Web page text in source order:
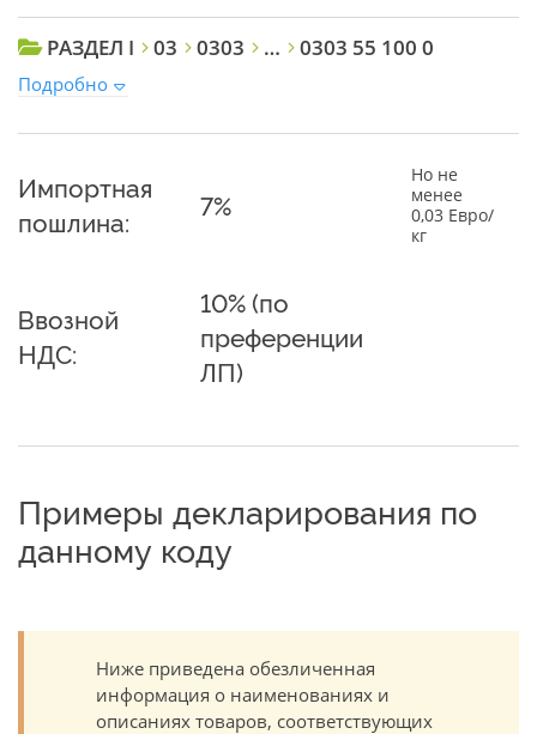
РАЗДЕЛ I 03 0303 … 0303 55 100 0
Подробно
Импортная
пошлина:
7%
Но не
менее
0,03 Евро/
кг
Ввозной
НДС:
10% (по
преференции
ЛП)
Примеры декларирования по
данному коду
Ниже приведена обезличенная
информация о наименованиях и
описаниях товаров, соответствующих